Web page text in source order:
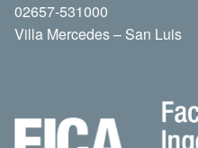
02657-531000
Villa Mercedes – San Luis